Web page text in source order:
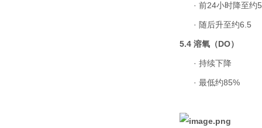
· 前24小时降至约
· 随后升至约6.5
5.4 溶氧（DO）
· 持续下降
· 最低约85%